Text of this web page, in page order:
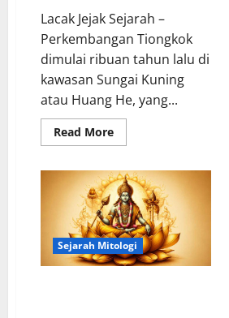
Lacak Jejak Sejarah –
Perkembangan Tiongkok
dimulai ribuan tahun lalu di
kawasan Sungai Kuning
atau Huang He, yang...
Read MoreRead
more
Tiongkok
Kuno
dan
Dinasti-
dinastinya
Sejarah Mitologi